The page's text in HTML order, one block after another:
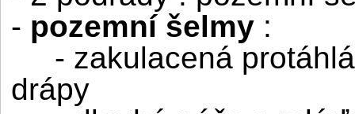
- pozemní šelmy :
- zakulacená
drápy